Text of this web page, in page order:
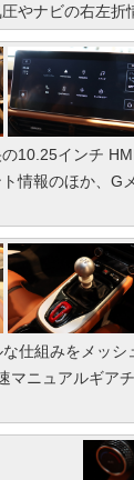
やナビの右左折
10.25インチ
情報のほか、G
仕組みをメッシ
マニュアルギア